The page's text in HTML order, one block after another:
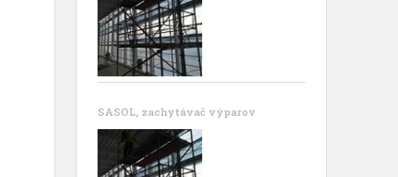
SASOL, zachytávač výparov